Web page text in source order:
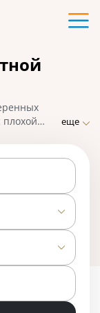
онлайн и
вам
в день.
еще